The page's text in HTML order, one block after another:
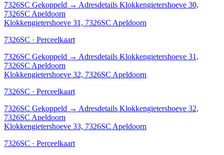
7326SC Gekoppeld → Adresdetails Klokkengietershoeve 30,
7326SC Apeldoorn
Klokkengietershoeve 31, 7326SC Apeldoorn
7326SC · Perceelkaart
7326SC Gekoppeld → Adresdetails Klokkengietershoeve 31,
7326SC Apeldoorn
Klokkengietershoeve 32, 7326SC Apeldoorn
7326SC · Perceelkaart
7326SC Gekoppeld → Adresdetails Klokkengietershoeve 32,
7326SC Apeldoorn
Klokkengietershoeve 33, 7326SC Apeldoorn
7326SC · Perceelkaart